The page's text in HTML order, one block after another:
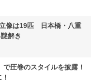
像は19匹 日本橋・八重
解き
圧巻のスタイルを披露！